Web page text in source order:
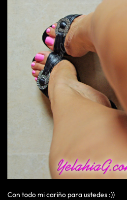
Con todo mi cariño para ustedes :))